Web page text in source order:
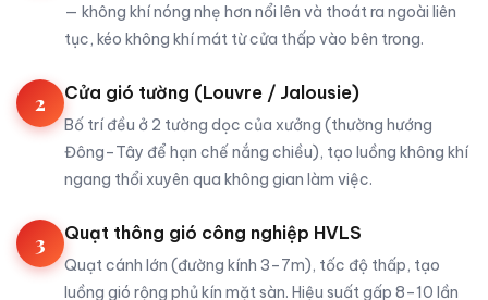
— không khí nóng nhẹ hơn nổi lên và thoát ra ngoài liên
tục, kéo không khí mát từ cửa thấp vào bên trong.
2 Cửa gió tường (Louvre / Jalousie)
Bố trí đều ở 2 tường dọc của xưởng (thường hướng
Đông–Tây để hạn chế nắng chiều), tạo luồng không khí
ngang thổi xuyên qua không gian làm việc.
3 Quạt thông gió công nghiệp HVLS
Quạt cánh lớn (đường kính 3–7m), tốc độ thấp, tạo
luồng gió rộng phủ kín mặt sàn. Hiệu suất gấp 8–10 lần